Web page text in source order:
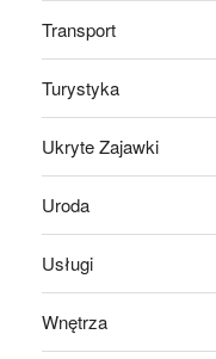
Transport
Turystyka
Ukryte Zajawki
Uroda
Usługi
Wnętrza